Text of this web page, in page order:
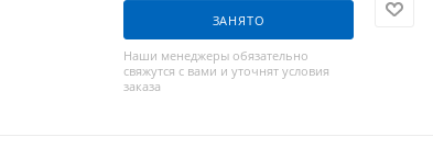
ЗАНЯТО
Наши менеджеры обязательно
свяжутся с вами и уточнят условия
заказа